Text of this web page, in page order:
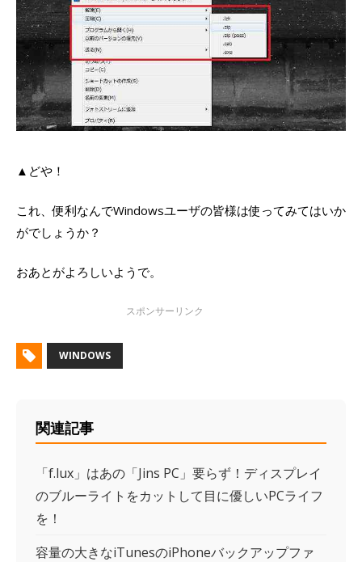
▲どや！
これ、便利なんでWindowsユーザの皆様は使ってみてはいか
がでしょうか？
おあとがよろしいようで。
WINDOWS
関連記事
「f.lux」はあの「Jins PC」要らず！ディスプレイ
のブルーライトをカットして目に優しいPCライフ
を！
容量の大きなiTunesのiPhoneバックアップファ